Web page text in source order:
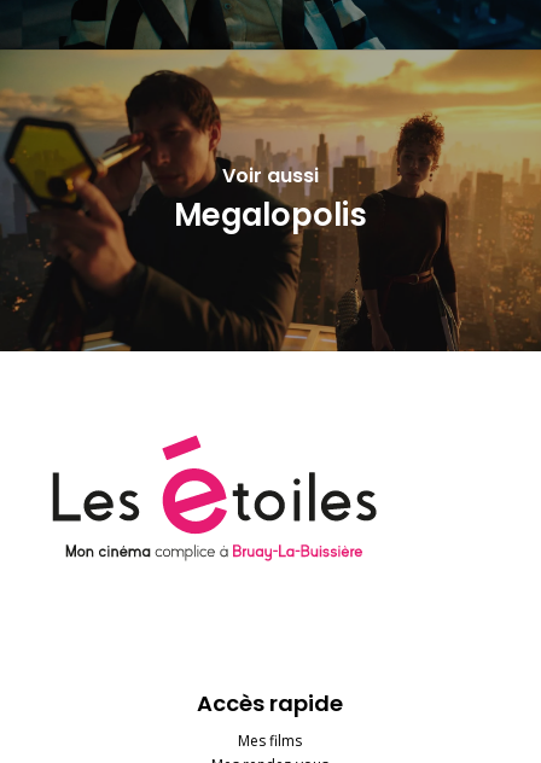
Voir aussi
Megalopolis
Accès rapide
Mes films